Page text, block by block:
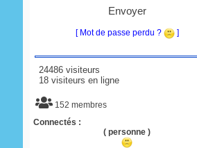
Envoyer
[ Mot de passe perdu ? ]
24486 visiteurs
18 visiteurs en ligne
152 membres
Connectés :
( personne )